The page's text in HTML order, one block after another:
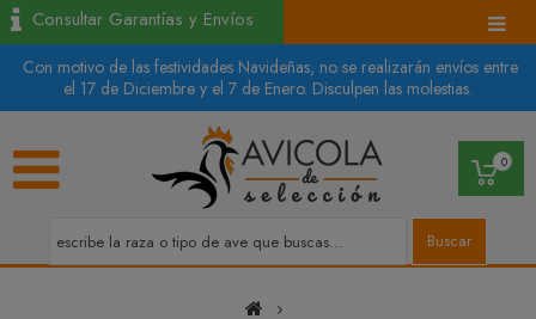
Con motivo de las festividades Navideñas, no se realizarán envíos entre
el 17 de Diciembre y el 7 de Enero. Disculpen las molestias.
0
Consultar Garantías y Envíos
Buscar